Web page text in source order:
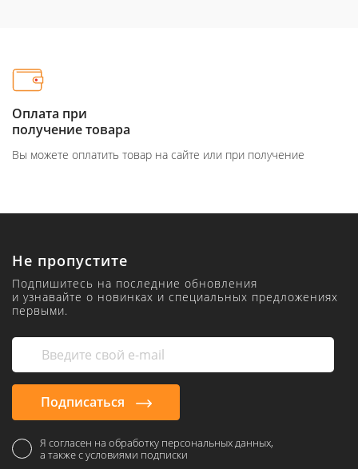
Оплата при
получение товара
Вы можете оплатить товар на сайте или при получение
Не пропустите
Подпишитесь на последние обновления
и узнавайте о новинках и специальных предложениях
первыми.
Подписаться
Я согласен на обработку персональных данных,
а также с условиями подписки